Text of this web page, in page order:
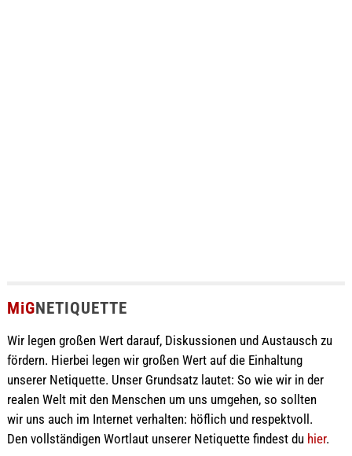
MiGNETIQUETTE
Wir legen großen Wert darauf, Diskussionen und Austausch zu
fördern. Hierbei legen wir großen Wert auf die Einhaltung
unserer Netiquette. Unser Grundsatz lautet: So wie wir in der
realen Welt mit den Menschen um uns umgehen, so sollten
wir uns auch im Internet verhalten: höflich und respektvoll.
Den vollständigen Wortlaut unserer Netiquette findest du hier.